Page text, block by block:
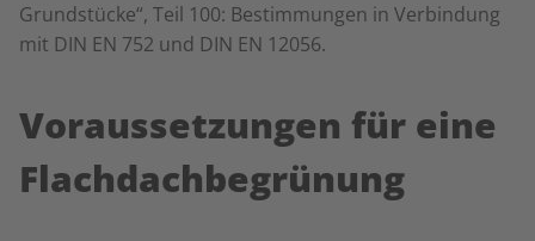
Grundstücke“, Teil 100: Bestimmungen in Verbindung
mit DIN EN 752 und DIN EN 12056.
Voraussetzungen für eine
Flachdachbegrünung